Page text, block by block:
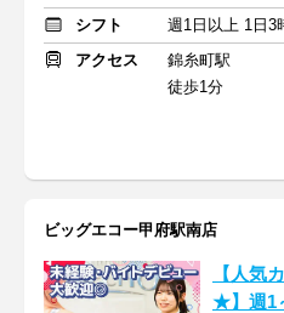
シフト
週1日以上 1日3
アクセス
錦糸町駅
徒歩1分
ビッグエコー甲府駅南店
【人気
★】週1